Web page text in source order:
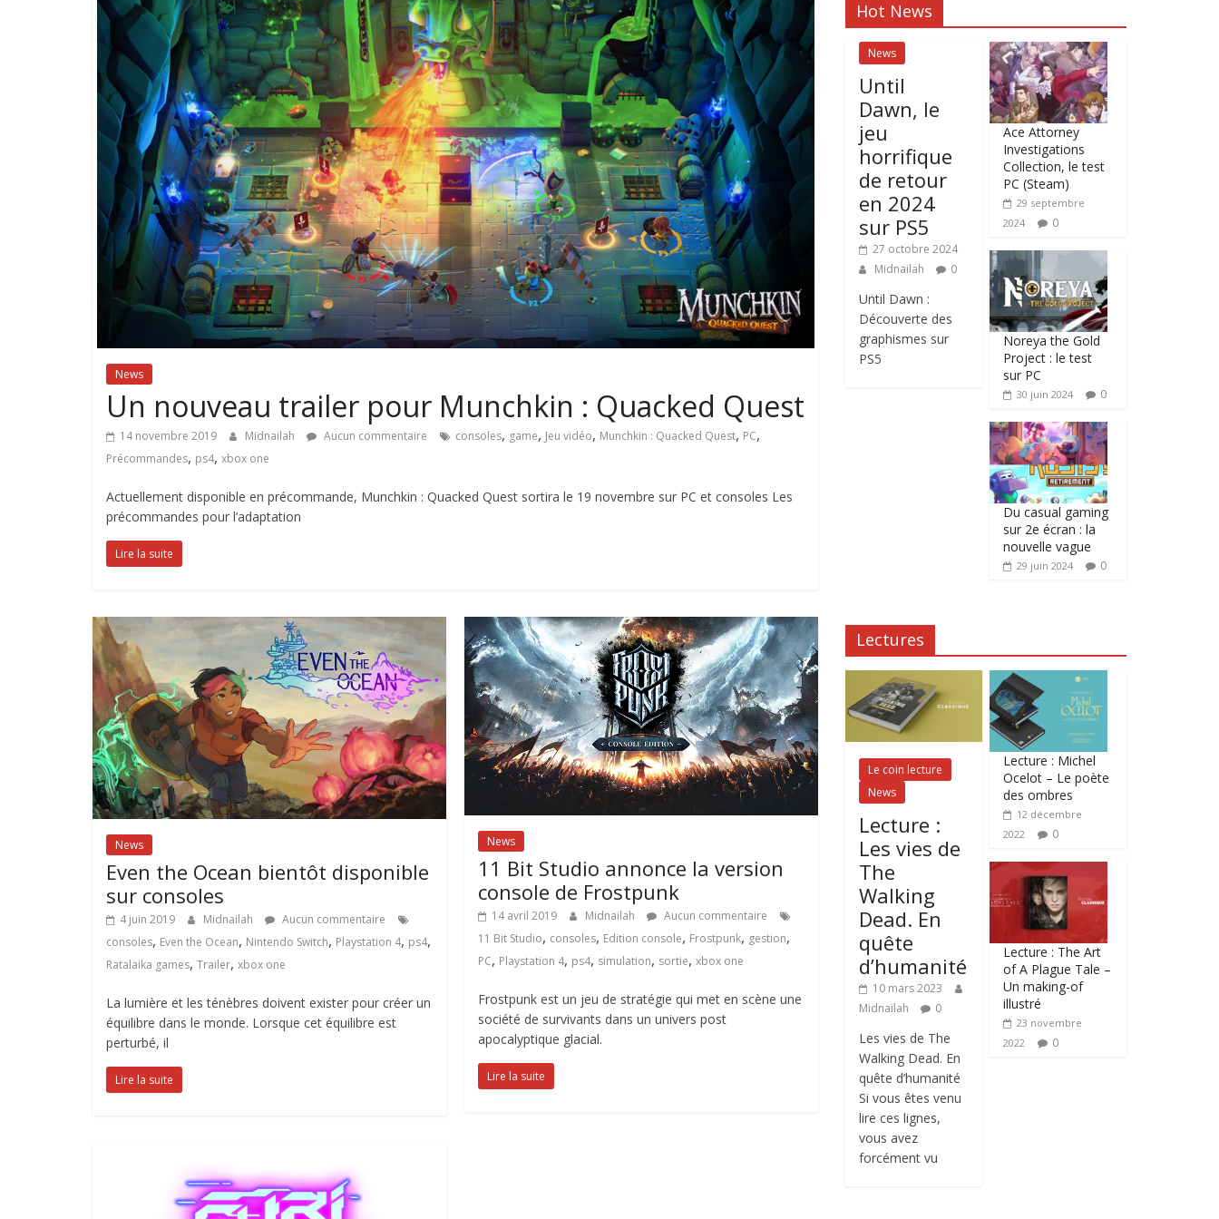
News
Un nouveau trailer pour Munchkin : Quacked Quest
14 novembre 2019 Midnailah Aucun commentaire consoles, game, Jeu vidéo, Munchkin : Quacked Quest, PC,
Précommandes, ps4, xbox one
Actuellement disponible en précommande, Munchkin : Quacked Quest sortira le 19 novembre sur PC et consoles Les
précommandes pour l’adaptation
Lire la suite
News
Even the Ocean bientôt disponible
sur consoles
4 juin 2019 Midnailah
Aucun commentaire
consoles, Even the Ocean, Nintendo Switch, Playstation 4, ps4,
Ratalaika games, Trailer, xbox one
La lumière et les ténèbres doivent exister pour créer un
équilibre dans le monde. Lorsque cet équilibre est
perturbé, il
Lire la suite
News
11 Bit Studio annonce la version
console de Frostpunk
14 avril 2019 Midnailah
Aucun commentaire
11 Bit Studio, consoles, Edition console, Frostpunk, gestion,
PC, Playstation 4, ps4, simulation, sortie,xbox one
Frostpunk est un jeu de stratégie qui met en scène une
société de survivants dans un univers post
apocalyptique glacial.
Lire la suite
Hot News
News
Until
Dawn, le
jeu
horrifique
de retour
en 2024
sur PS5
27 octobre 2024
Midnailah
0
Until Dawn :
Découverte des
graphismes sur
PS5
Ace Attorney
Investigations
Collection, le test
PC (Steam)
29 septembre
2024
0
Noreya the Gold
Project : le test
sur PC
30 juin 2024 0
Du casual gaming
sur 2e écran : la
nouvelle vague
29 juin 2024 0
Lectures
Le coin lecture
News
Lecture :
Les vies de
The
Walking
Dead. En
quête
d’humanité
10 mars 2023
Midnailah
0
Les vies de The
Walking Dead. En
quête d’humanité
Si vous êtes venu
lire ces lignes,
vous avez
forcément vu
Lecture : Michel
Ocelot – Le poète
des ombres
12 décembre
2022
0
Lecture : The Art
of A Plague Tale –
Un making-of
illustré
23 novembre
2022
0